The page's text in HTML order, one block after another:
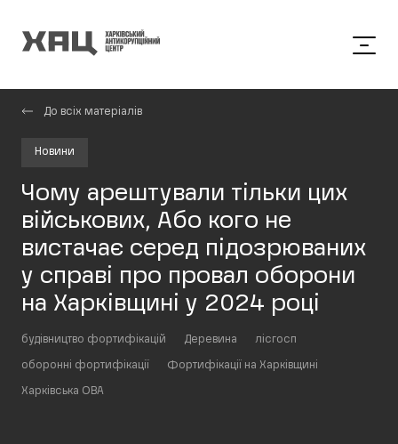
До всіх матеріалів
Новини
Чому арештували тільки цих
військових, Або кого не
вистачає серед підозрюваних
у справі про провал оборони
на Харківщині у 2024 році
будівництво фортифікацій Деревина лісгосп
оборонні фортифікації Фортифікації на Харківщині
Харківська ОВА